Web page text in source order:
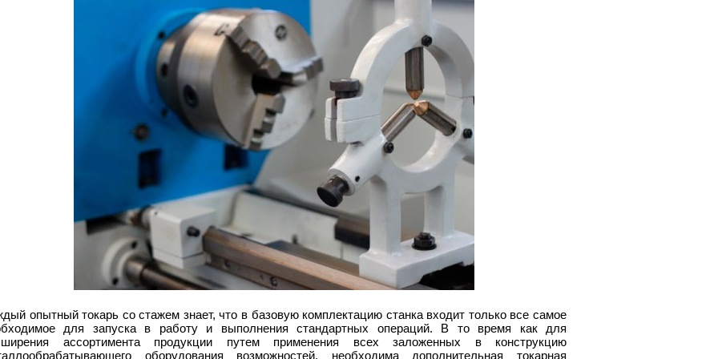
опытный токарь со стажем знает, что в базовую комплектацию станка входит только все самое
для запуска в работу и выполнения стандартных операций. В то время как для
ассортимента продукции путем применения всех заложенных в конструкцию
оборудования возможностей, необходима дополнительная токарная